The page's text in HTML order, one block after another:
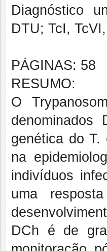
Diagnóstico
DTU; TcI,
PÁGINAS: 58
RESUMO:
O
genética do T.
na
indivíduos
uma
DCh é de